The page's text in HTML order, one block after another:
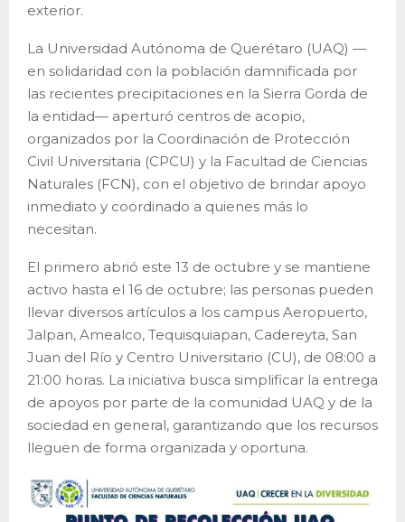
exterior.
La Universidad Autónoma de Querétaro (UAQ) —
en solidaridad con la población damnificada por
las recientes precipitaciones en la Sierra Gorda de
la entidad— aperturó centros de acopio,
organizados por la Coordinación de Protección
Civil Universitaria (CPCU) y la Facultad de Ciencias
Naturales (FCN), con el objetivo de brindar apoyo
inmediato y coordinado a quienes más lo
necesitan.
El primero abrió este 13 de octubre y se mantiene
activo hasta el 16 de octubre; las personas pueden
llevar diversos artículos a los campus Aeropuerto,
Jalpan, Amealco, Tequisquiapan, Cadereyta, San
Juan del Río y Centro Universitario (CU), de 08:00 a
21:00 horas. La iniciativa busca simplificar la entrega
de apoyos por parte de la comunidad UAQ y de la
sociedad en general, garantizando que los recursos
lleguen de forma organizada y oportuna.